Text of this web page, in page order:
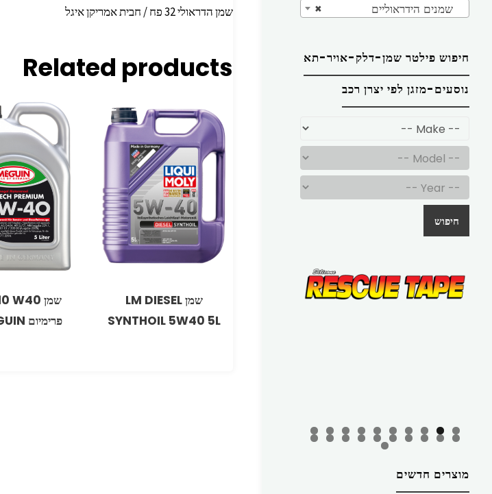
שמן הדראולי 32 פח / חבית אמריקן איגל
Related products
שמן LM DIESEL
SYNTHOIL 5W40 5L
פרימיום ‏MEGUIN ‏5 ‏ליטר
× שמנים הידראוליים
חיפוש פילטר שמן-דלק-אויר-תא
נוסעים-מזגן לפי יצרן רכב
חיפוש
מוצרים חדשים